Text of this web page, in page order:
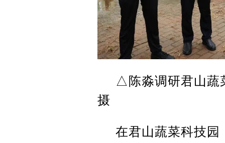
△陈淼调研君山蔬
摄
在君山蔬菜科技园